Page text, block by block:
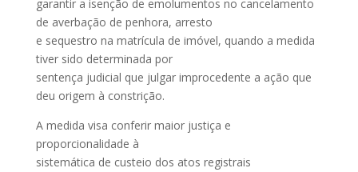
garantir a isenção de emolumentos no cancelamento
de averbação de penhora, arresto
e sequestro na matrícula de imóvel, quando a medida
tiver sido determinada por
sentença judicial que julgar improcedente a ação que
deu origem à constrição.
A medida visa conferir maior justiça e
proporcionalidade à
sistemática de custeio dos atos registrais